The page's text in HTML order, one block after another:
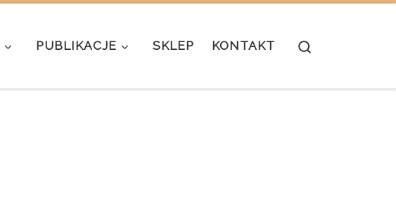
PUBLIKACJE SKLEP KONTAKT